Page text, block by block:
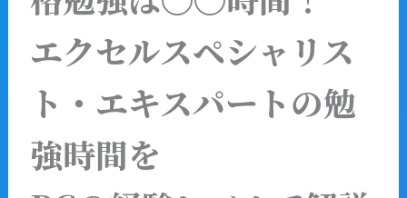
エクセルスペシャリス
ト・エキスパートの勉
強時間を